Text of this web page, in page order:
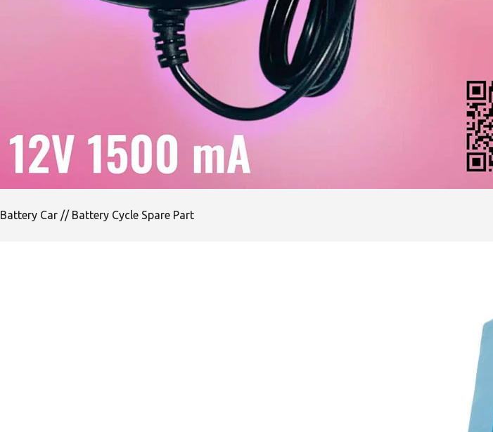
Battery Car // Battery Cycle Spare Part